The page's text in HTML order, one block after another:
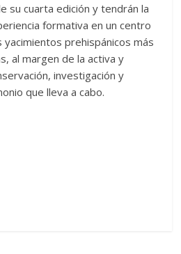
su cuarta edición y tendrán la
formativa en un centro
prehispánicos más
al margen de la activa y
investigación y
que lleva a cabo.